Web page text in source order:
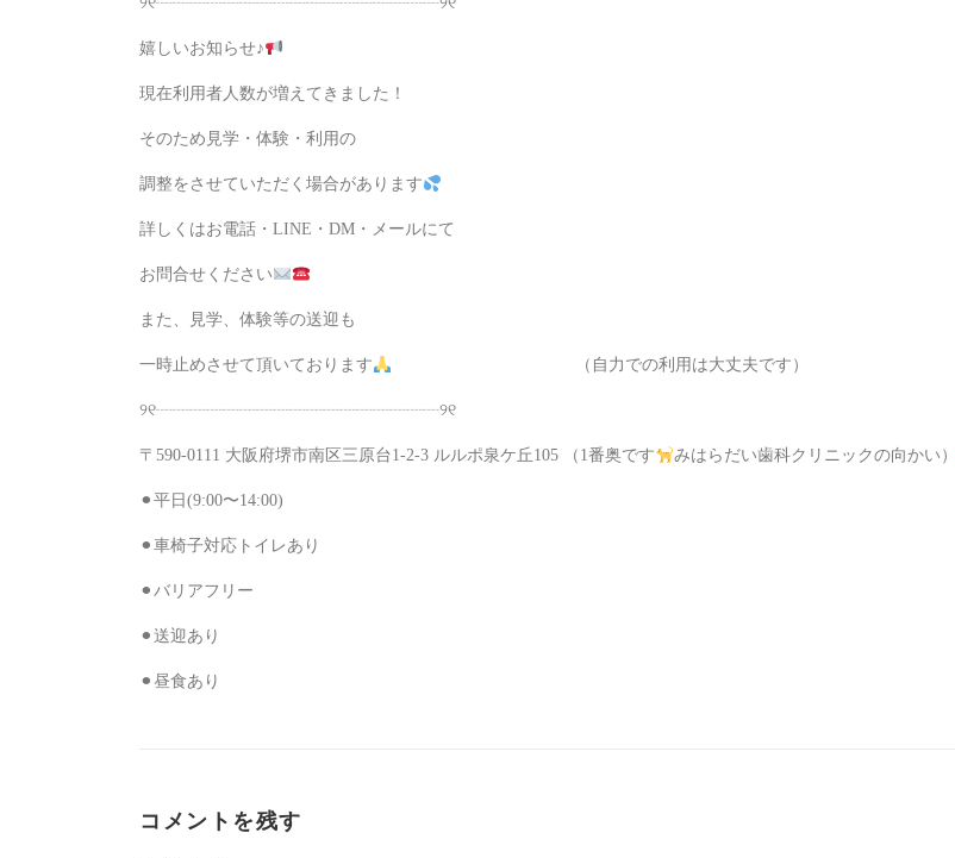
嬉しいお知らせ♪
現在利用者人数が増えてきました！
そのため見学・体験・利用の
調整をさせていただく場合があります
詳しくはお電話・LINE・DM・メールにて
お問合せください
また、見学、体験等の送迎も
一時止めさせて頂いております （自力での利用は大丈夫です）
୨୧┈┈┈┈┈┈┈┈┈┈┈┈┈┈┈┈┈୨୧
〒590-0111 大阪府堺市南区三原台1-2-3 ルルポ泉ケ丘105 （1番奥です みはらだい歯科クリニックの向かい）
⚫︎平日(9:00〜14:00)
⚫︎車椅子対応トイレあり
⚫︎バリアフリー
⚫︎送迎あり
⚫︎昼食あり
コメントを残す